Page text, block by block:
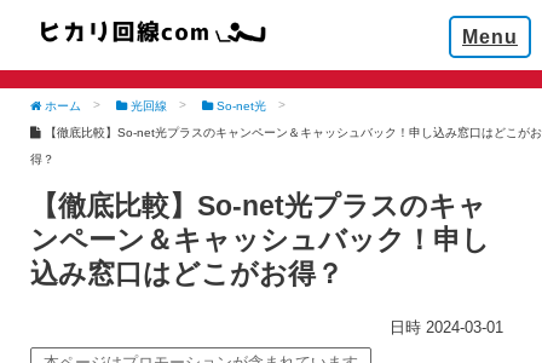
ホーム 光回線
So-net光
【徹底比較】So-net光プラスのキャンペーン＆キャッシュバック！申し込み窓口はどこがお
得？
【徹底比較】So-net光プラスのキャ
ンペーン＆キャッシュバック！申し
込み窓口はどこがお得？
2024-03-01
Menu